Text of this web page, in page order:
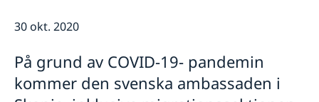
Vi är en resurs för svenska företag
Så kan du få stöd
Svenska företag i Albanien
Anmäl handelshinder
Aktuellt
Nyheter
30 okt. 2020
På grund av COVID-19- pandemin
kommer den svenska ambassaden i